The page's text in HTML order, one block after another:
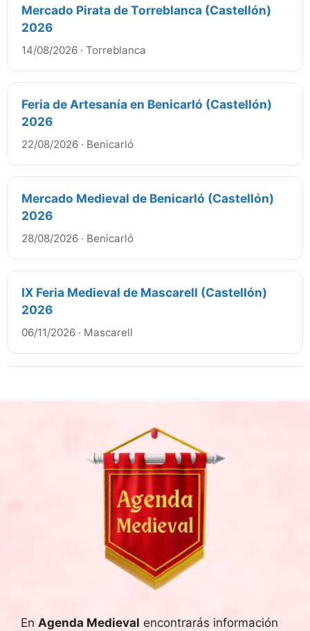
Mercado Pirata de Torreblanca (Castellón)
2026
14/08/2026 · Torreblanca
Feria de Artesanía en Benicarló (Castellón)
2026
22/08/2026 · Benicarló
Mercado Medieval de Benicarló (Castellón)
2026
28/08/2026 · Benicarló
IX Feria Medieval de Mascarell (Castellón)
2026
06/11/2026 · Mascarell
En Agenda Medieval encontrarás información